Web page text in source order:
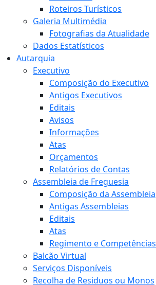
Roteiros Turísticos
Galeria Multimédia
Fotografias da Atualidade
Dados Estatísticos
Autarquia
Executivo
Composição do Executivo
Antigos Executivos
Editais
Avisos
Informações
Atas
Orçamentos
Relatórios de Contas
Assembleia de Freguesia
Composição da Assembleia
Antigas Assembleias
Editais
Atas
Regimento e Competências
Balcão Virtual
Serviços Disponíveis
Recolha de Residuos ou Monos